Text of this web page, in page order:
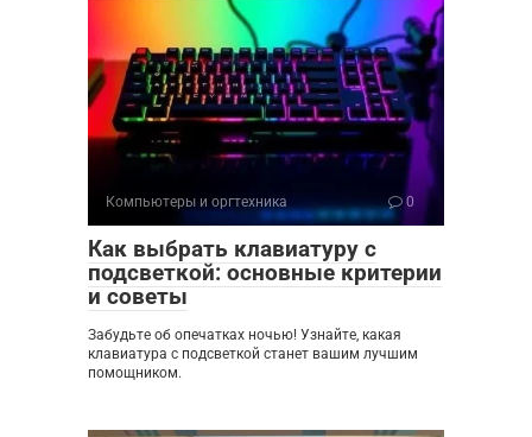
Компьютеры и оргтехника 0
Как выбрать клавиатуру с
подсветкой: основные критерии
и советы
Забудьте об опечатках ночью! Узнайте, какая
клавиатура с подсветкой станет вашим лучшим
помощником.